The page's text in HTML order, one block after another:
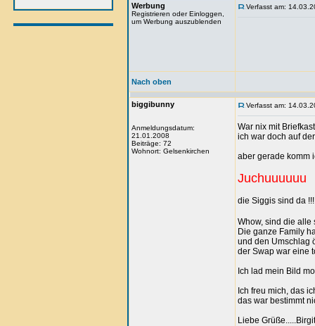
Werbung
Registrieren oder Einloggen,
um Werbung auszublenden
Verfasst am:
Nach oben
biggibunny
Anmeldungsdatum:
21.01.2008
Beiträge: 72
Wohnort: Gelsenkirchen
Verfasst am:
War nix mit
ich war doch auf
aber gerade komm
Juchuuuuuu
die Siggis sind da
Whow, sind die alle
Die ganze Family
und den Umschlag
der Swap war eine
Ich lad mein Bild
Ich freu mich, das
das war bestimmt
Liebe